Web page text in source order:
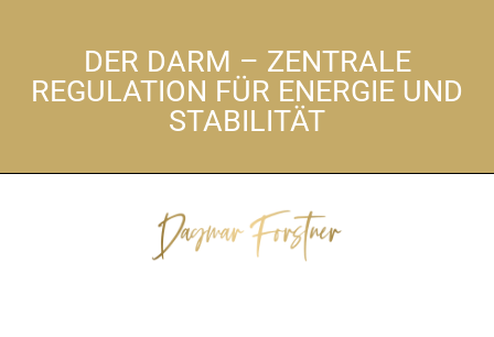
DER DARM – ZENTRALE
REGULATION FÜR ENERGIE UND
STABILITÄT